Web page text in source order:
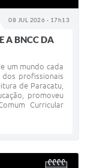
08 JUL 2026 - 17h13
A BNCC DA
um mundo cada
profissionais
de Paracatu,
promoveu
Curricular